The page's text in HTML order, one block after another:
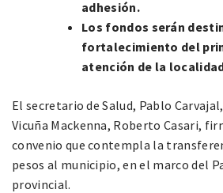
adhesión.
Los fondos serán
fortalecimiento del
atención de la
El secretario de Salud, Pablo
Vicuña Mackenna, Roberto Casari,
convenio que contempla la
pesos al municipio, en el marco del
provincial.